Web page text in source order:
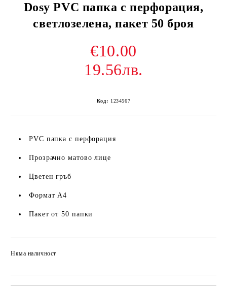
Dosy PVC папка с перфорация,
светлозелена, пакет 50 броя
€10.00
19.56лв.
Код: 1234567
PVC папка с перфорация
Прозрачно матово лице
Цветен гръб
Формат А4
Пакет от 50 папки
Няма наличност